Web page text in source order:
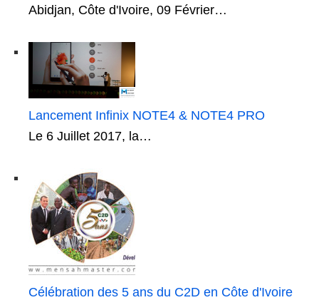
Abidjan, Côte d'Ivoire, 09 Février…
Lancement Infinix NOTE4 & NOTE4 PRO
Le 6 Juillet 2017, la…
Célébration des 5 ans du C2D en Côte d'Ivoire